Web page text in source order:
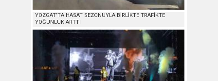
YOZGAT’TA HASAT SEZONUYLA BİRLİKTE TRAFİKTE
YOĞUNLUK ARTTI